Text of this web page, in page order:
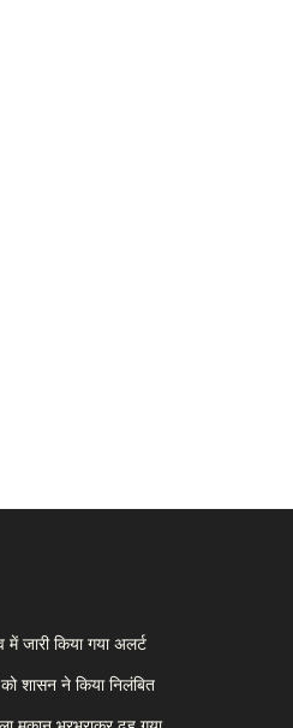
जारी किया गया अलर्ट
शासन ने किया निलंबित